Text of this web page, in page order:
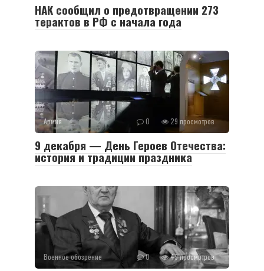
НАК сообщил о предотвращении 273
терактов в РФ с начала года
Армия 0 29 просмотров
9 декабря — День Героев Отечества:
история и традиции праздника
Военное обозрение 0 49 просмотров